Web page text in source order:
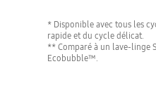
* Disponible avec tous les
rapide et du cycle délicat.
** Comparé à un lave-linge
Ecobubble™.